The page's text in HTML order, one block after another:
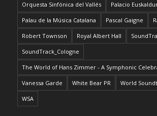
Orquesta Sinfónica del Vallés Palacio
Palau de la Música Catalana Pascal Gaigne
Robert Townson Royal Albert Hall
SoundTrack_Cologne
The World of Hans Zimmer - A Symphonic
Vanessa Garde White Bear PR World
WSA